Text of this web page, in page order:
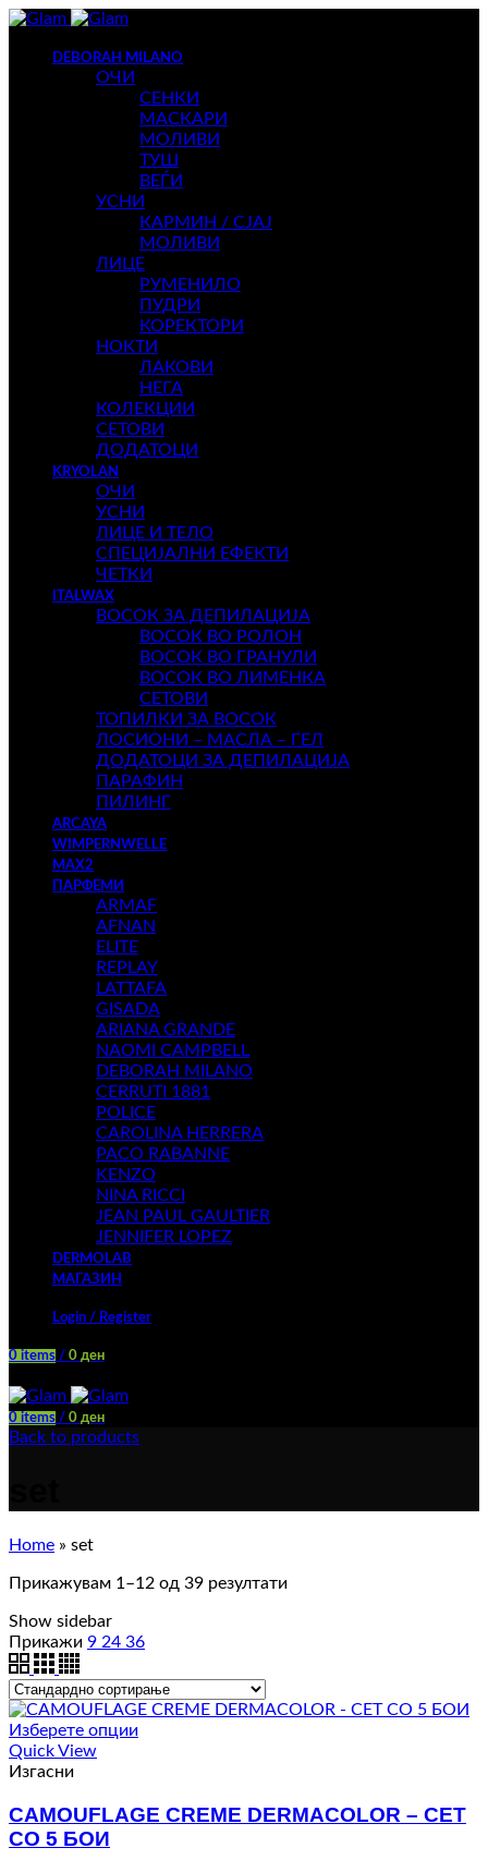
DEBORAH MILANO
ОЧИ
СЕНКИ
МАСКАРИ
МОЛИВИ
ТУШ
ВЕЃИ
УСНИ
КАРМИН / СЈАЈ
МОЛИВИ
ЛИЦЕ
РУМЕНИЛО
ПУДРИ
КОРЕКТОРИ
НОКТИ
ЛАКОВИ
НЕГА
КОЛЕКЦИИ
СЕТОВИ
ДОДАТОЦИ
KRYOLAN
ОЧИ
УСНИ
ЛИЦЕ И ТЕЛО
СПЕЦИЈАЛНИ ЕФЕКТИ
ЧЕТКИ
ITALWAX
ВОСОК ЗА ДЕПИЛАЦИЈА
ВОСОК ВО РОЛОН
ВОСОК ВО ГРАНУЛИ
ВОСОК ВО ЛИМЕНКА
СЕТОВИ
ТОПИЛКИ ЗА ВОСОК
ЛОСИОНИ – МАСЛА – ГЕЛ
ДОДАТОЦИ ЗА ДЕПИЛАЦИЈА
ПАРАФИН
ПИЛИНГ
ARCAYA
WIMPERNWELLE
MAX2
ПАРФЕМИ
ARMAF
AFNAN
ELITE
REPLAY
LATTAFA
GISADA
ARIANA GRANDE
NAOMI CAMPBELL
DEBORAH MILANO
CERRUTI 1881
POLICE
CAROLINA HERRERA
PACO RABANNE
KENZO
NINA RICCI
JEAN PAUL GAULTIER
JENNIFER LOPEZ
DERMOLAB
МАГАЗИН
Login / Register
0 items / 0 ден
0 items / 0 ден
Back to products
Home » set
Прикажувам 1–12 од 39 резултати
Show sidebar
Прикажи 9 24 36
Изберете опции
Quick View
Изгасни
CAMOUFLAGE CREME DERMACOLOR – СЕТ
СО 5 БОИ